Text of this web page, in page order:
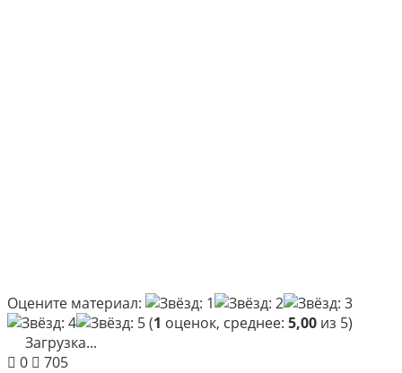
Оцените материал:
(1 оценок, среднее: 5,00 из 5)
Загрузка...
0
705